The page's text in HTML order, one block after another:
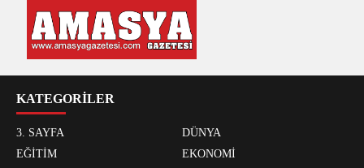
KATEGORİLER
3. SAYFA
DÜNYA
EĞİTİM
EKONOMİ